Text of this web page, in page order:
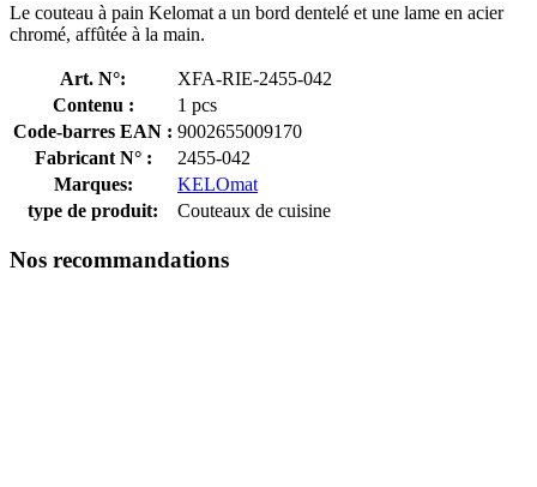
Le couteau à pain Kelomat a un bord dentelé et une lame en acier
chromé, affûtée à la main.
Art. N°:
XFA-RIE-2455-042
Contenu :
1 pcs
Code-barres EAN : 9002655009170
Fabricant N° :
2455-042
Marques:
KELOmat
type de produit:
Couteaux de cuisine
Nos recommandations